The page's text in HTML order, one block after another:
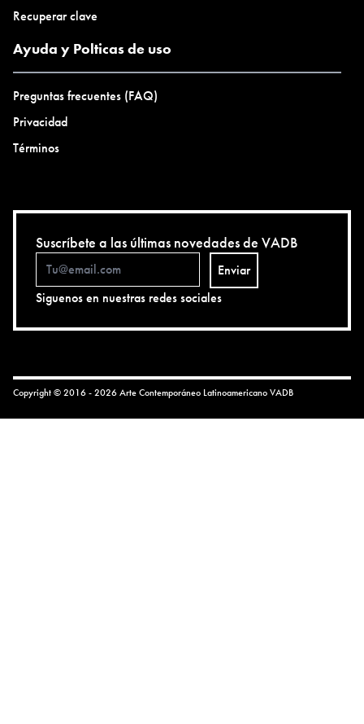
Recuperar clave
Ayuda y Polticas de uso
Preguntas frecuentes (FAQ)
Privacidad
Términos
Suscríbete a las últimas novedades de VADB
Enviar
Siguenos en nuestras redes sociales
Copyright © 2016 - 2026 Arte Contemporáneo LatinoamericanoVADB